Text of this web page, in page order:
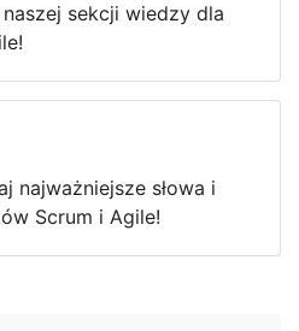
sekcji wiedzy dla
najważniejsze słowa i
Scrum i Agile!